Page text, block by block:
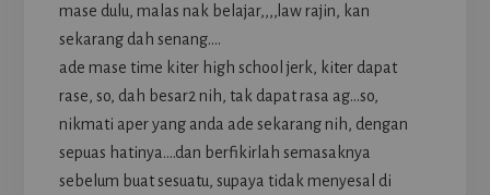
mase dulu, malas nak belajar,,,,law rajin, kan
sekarang dah senang….
ade mase time kiter high school jerk, kiter dapat
rase, so, dah besar2 nih, tak dapat rasa ag…so,
nikmati aper yang anda ade sekarang nih, dengan
sepuas hatinya….dan berfikirlah semasaknya
sebelum buat sesuatu, supaya tidak menyesal di